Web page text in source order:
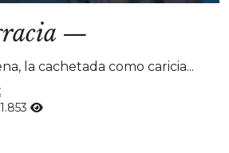
—
la cachetada como caricia...
1.853